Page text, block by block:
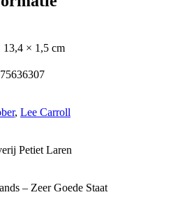
13,4 × 1,5 cm
, Lee Carroll
Petiet Laren
– Zeer Goede Staat